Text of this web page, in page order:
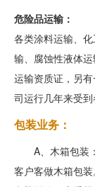
危险品运输：
各类涂料运输、
输、腐蚀性液体
运输资质证，另
司运行几年来受到
包装业务：
A、木箱包装
客户客做木箱包装